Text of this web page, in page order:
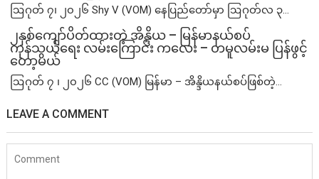
ဩဂုတ် ၇၊ ၂၀၂၆ Shy V (VOM) နေပြည်တော်မှာ ဩဂုတ်လ ၃...
၂နှစ်​ကျော်ပိတ်ထားတဲ့ အိန္ဒိယ – မြန်မာနယ်စပ်
ကုန်သွယ်ရေး လမ်းကြောင်း ကလေး – တမူလမ်းမ ပြန်ဖွင့်
တော့မယ်
ဩဂုတ် ၇ ၊ ၂၀၂၆ CC (VOM) မြန်မာ – အိန္ဒိယနယ်စပ်ဖြစ်တဲ့...
LEAVE A COMMENT